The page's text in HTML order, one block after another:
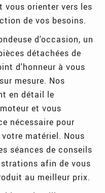
vous orienter vers les
de vos besoins.
d'occasion, un
détachées de
d'honneur à vous
mesure. Nos
en détail le
et vous
nécessaire pour
matériel. Nous
séances de conseils
afin de vous
au meilleur prix.